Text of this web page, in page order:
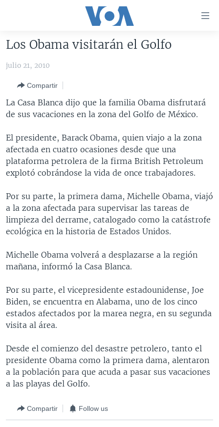
accesibilidad
principal
Salte
principal
Salte
búsqueda
AMÉRICA DEL NORTE
EEUU
MÉXICO
HAITÍ
ELECCIONES EEUU 2024
ELECCIONES EEUU
VOTO DIVIDIDO
VOA VERIFICA
VOA VERIFICA UCRANIA/RUSIA
VOA VERIFICA AMÉRICA LATINA
AMÉRICA LATINA
BOLIVIA
COLOMBIA
CHILE
ECUADOR
VENEZUELA
CENTROAMÉRICA
COSTA RICA
EL SALVADOR
HONDURAS
NICARAGUA
OTRAS SECCIONES
INMIGRACIÓN
LIBERTAD DE PRENSA
MUNDO
ECONOMÍA
TECNOLOGÍA
CIENCIA Y SALUD
ESPECIALES DE LA VOA
LIBERTAD DE PRENSA
UCRANIA
MULTIMEDIA
FOTOGRAFÍA
EL MUNDO AL DÍA
VISIÓN 360
LAS CLAVES
RADIO
AUDIONOTICIAS
BUENOS DÍAS AMÉRICA
EL MUNDO AL DÍA [RADIO]
FORO [RADIO]
DEPORTIVO INTERNACIONAL
ENTRETENIMIENTO
DOCUMENTALES DE LA VOA
Learning English
SÍGANOS
Los Obama visitarán el Golfo
julio 21, 2010
Compartir
La Casa Blanca dijo que la familia Obama disfrutará
de sus vacaciones en la zona del Golfo de México.
El presidente, Barack Obama, quien viajo a la zona
afectada en cuatro ocasiones desde que una
plataforma petrolera de la firma British Petroleum
explotó cobrándose la vida de once trabajadores.
Por su parte, la primera dama, Michelle Obama, viajó
a la zona afectada para supervisar las tareas de
limpieza del derrame, catalogado como la catástrofe
ecológica en la historia de Estados Unidos.
Michelle Obama volverá a desplazarse a la región
mañana, informó la Casa Blanca.
Por su parte, el vicepresidente estadounidense, Joe
Biden, se encuentra en Alabama, uno de los cinco
estados afectados por la marea negra, en su segunda
visita al área.
Desde el comienzo del desastre petrolero, tanto el
presidente Obama como la primera dama, alentaron
a la población para que acuda a pasar sus vacaciones
a las playas del Golfo.
Compartir Follow us